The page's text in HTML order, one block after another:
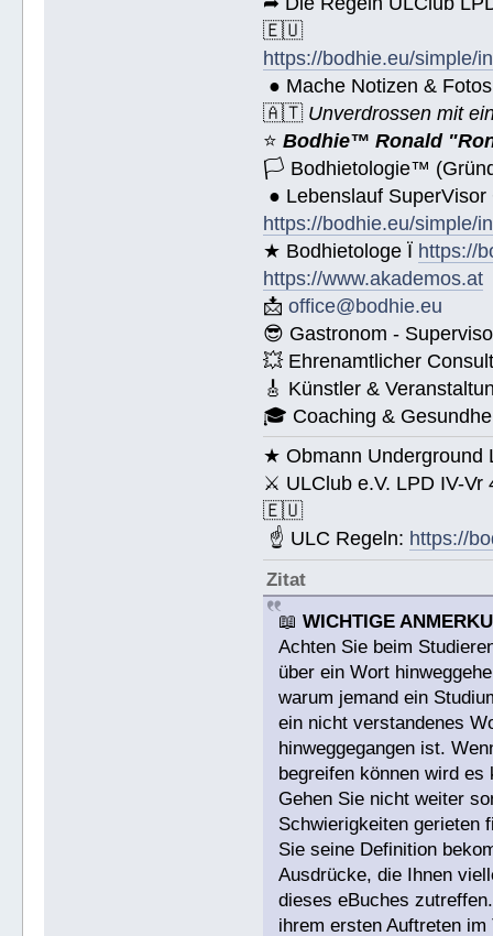
🇪🇺
https://bodhie.eu/simple/
● Mache Notizen &
🇦🇹 Unverdrossen mit
⭐️Bodhie™ Ronald
🏳 Bodhietologie™
● Lebenslauf
https://bodhie.eu/simple/
★ Bodhietologe Ï https://
https://www.akademos.at
📩office@bodhie.eu
😎 Gastronom -
💥 Ehrenamtlicher
🎸 Künstler &
🎓 Coaching &
★ Obmann Underground
⚔ ULClub e.V. LPD IV-
🇪🇺
☝ ULC Regeln: https://
Zitat
📖WICHTIGE
Achten Sie beim
über ein Wort
warum jemand ein
ein nicht verstandenes
hinweggegangen ist.
begreifen können wird
Gehen Sie nicht weiter
Schwierigkeiten gerieten
Sie seine Definition
Ausdrücke, die Ihnen
dieses eBuches
ihrem ersten Auftreten